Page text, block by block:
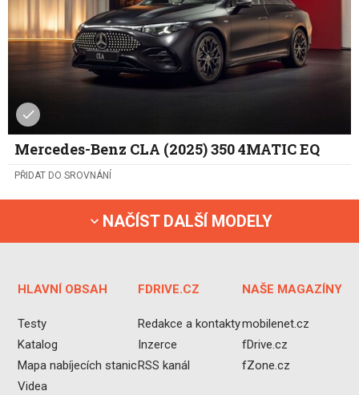
Mercedes-Benz CLA (2025) 350 4MATIC EQ
PŘIDAT DO SROVNÁNÍ
NAČÍST DALŠÍ MODELY
HLAVNÍ OBSAH
Testy
Katalog
Mapa nabíjecích stanic
Videa
FDRIVE.CZ
Redakce a kontakty
Inzerce
RSS kanál
NAŠE MAGAZÍNY
mobilenet.cz
fDrive.cz
fZone.cz